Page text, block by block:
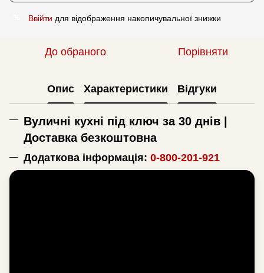
Ввійти для відображення накопичувальної знижки
До обраного Порівняти
Опис Характеристики Відгуки
Вуличні кухні під ключ за 30 днів |
Доставка безкоштовна
Додаткова інформація: 0-800-201-921